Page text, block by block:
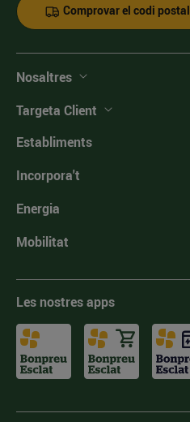
Comprovar el codi postal
Nosaltres
Targeta Client
Establiments
Incorpora't
Energia
Mobilitat
Les nostres apps